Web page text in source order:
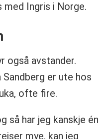
med Ingris i Norge.
også avstander.
er ute hos
ofte fire.
så har jeg kanskje én
mye, kan jeg